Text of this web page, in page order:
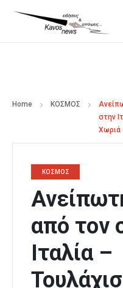
Home ΚΟΣΜΟΣ
στην
Χωριά
ΚΟΣΜΟΣ
από τον
Ιταλία –